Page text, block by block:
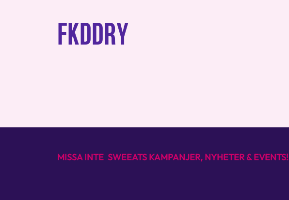
FKDDRY
MISSA INTE SWEEATS KAMPANJER, NYHETER & EVENTS!